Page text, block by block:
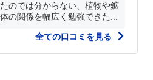
のでは分からない、植物や鉱
の関係を幅広く勉強できた...
全ての口コミを見る